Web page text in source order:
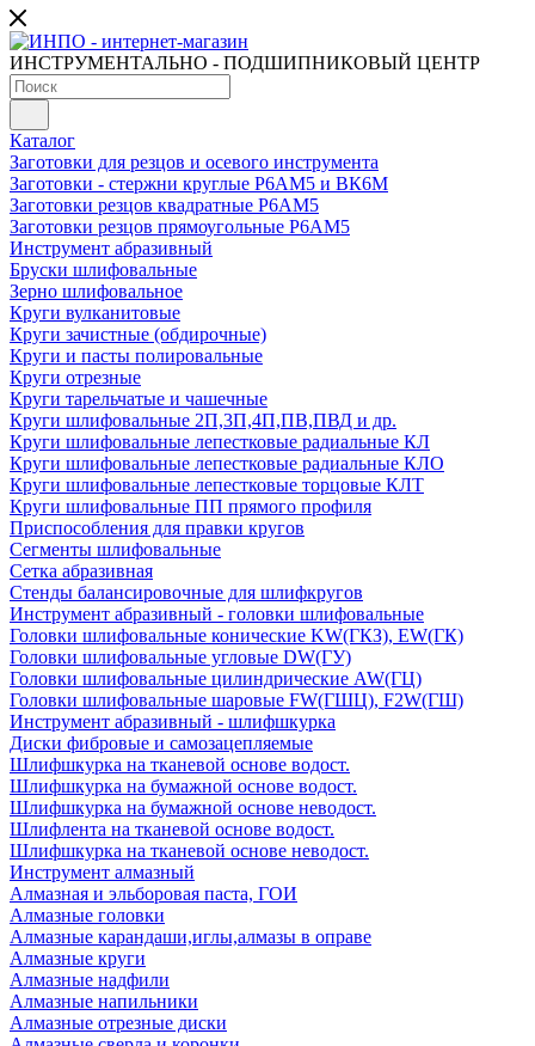
ИНСТРУМЕНТАЛЬНО - ПОДШИПНИКОВЫЙ ЦЕНТР
Каталог
Заготовки для резцов и осевого инструмента
Заготовки - стержни круглые Р6АМ5 и ВК6М
Заготовки резцов квадратные Р6АМ5
Заготовки резцов прямоугольные Р6АМ5
Инструмент абразивный
Бруски шлифовальные
Зерно шлифовальное
Круги вулканитовые
Круги зачистные (обдирочные)
Круги и пасты полировальные
Круги отрезные
Круги тарельчатые и чашечные
Круги шлифовальные 2П,3П,4П,ПВ,ПВД и др.
Круги шлифовальные лепестковые радиальные КЛ
Круги шлифовальные лепестковые радиальные КЛО
Круги шлифовальные лепестковые торцовые КЛТ
Круги шлифовальные ПП прямого профиля
Приспособления для правки кругов
Сегменты шлифовальные
Сетка абразивная
Стенды балансировочные для шлифкругов
Инструмент абразивный - головки шлифовальные
Головки шлифовальные конические KW(ГКЗ), EW(ГК)
Головки шлифовальные угловые DW(ГУ)
Головки шлифовальные цилиндрические AW(ГЦ)
Головки шлифовальные шаровые FW(ГШЦ), F2W(ГШ)
Инструмент абразивный - шлифшкурка
Диски фибровые и самозацепляемые
Шлифшкурка на тканевой основе водост.
Шлифшкурка на бумажной основе водост.
Шлифшкурка на бумажной основе неводост.
Шлифлента на тканевой основе водост.
Шлифшкурка на тканевой основе неводост.
Инструмент алмазный
Алмазная и эльборовая паста, ГОИ
Алмазные головки
Алмазные карандаши,иглы,алмазы в оправе
Алмазные круги
Алмазные надфили
Алмазные напильники
Алмазные отрезные диски